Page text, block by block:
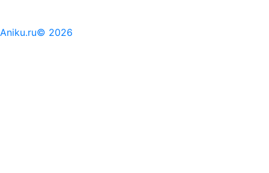
Aniku.ru© 2026